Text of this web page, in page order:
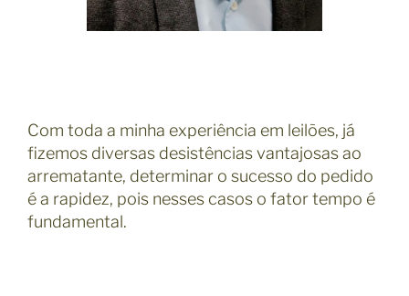
Com toda a minha experiência em leilões, já
fizemos diversas desistências vantajosas ao
arrematante, determinar o sucesso do pedido
é a rapidez, pois nesses casos o fator tempo é
fundamental.